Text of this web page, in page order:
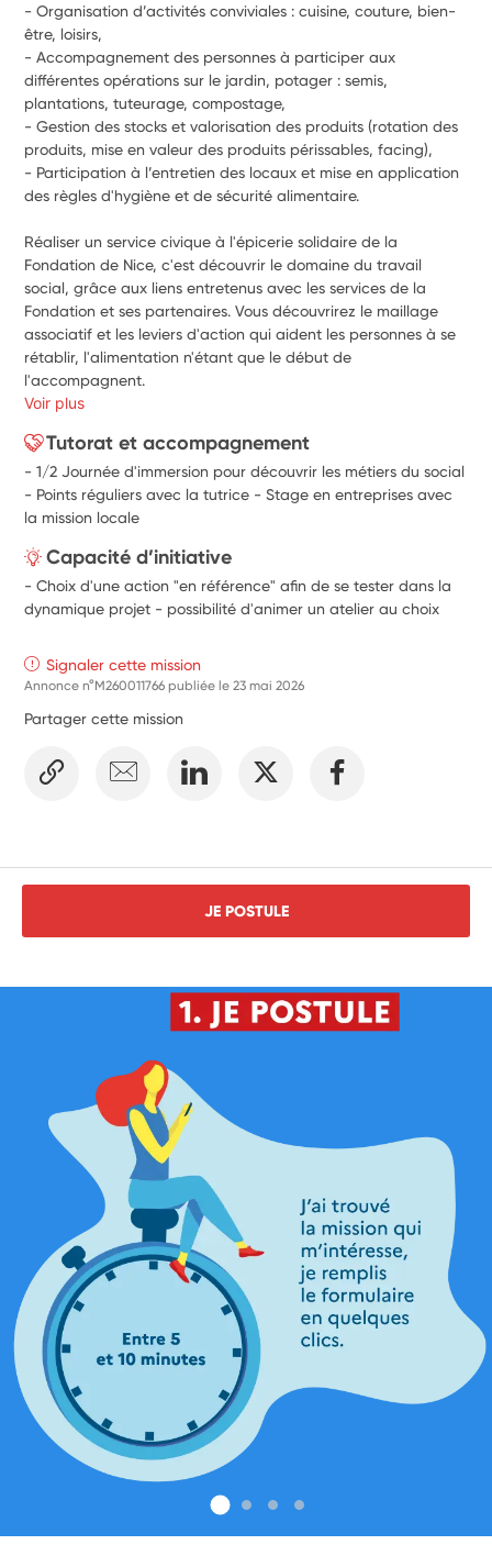
- Organisation d’activités conviviales : cuisine, couture, bien-
- Accompagnement des personnes à participer aux
différentes opérations sur le jardin, potager : semis,
plantations, tuteurage, compostage,
- Gestion des stocks et valorisation des produits (rotation des
produits, mise en valeur des produits périssables, facing),
- Participation à l’entretien des locaux et mise en application
des règles d'hygiène et de sécurité alimentaire.
Réaliser un service civique à l'épicerie solidaire de la
Fondation de Nice, c'est découvrir le domaine du travail
social, grâce aux liens entretenus avec les services de la
Fondation et ses partenaires. Vous découvrirez le maillage
associatif et les leviers d'action qui aident les personnes à se
rétablir, l'alimentation n'étant que le début de
l'accompagnent.
Voir plus
Tutorat et accompagnement
- 1/2 Journée d'immersion pour découvrir les métiers du social
- Points réguliers avec la tutrice - Stage en entreprises avec
la mission locale
Capacité d’initiative
- Choix d'une action "en référence" afin de se tester dans la
dynamique projet - possibilité d'animer un atelier au choix
Signaler cette mission
Annonce n°M260011766 publiée le23 mai 2026
Partager cette mission
JE POSTULE